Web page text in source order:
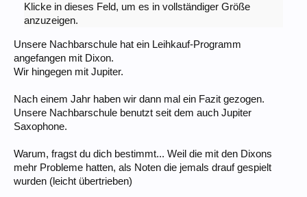
Klicke in dieses Feld, um es in vollständiger Größe
anzuzeigen.
Unsere Nachbarschule hat ein Leihkauf-Programm
angefangen mit Dixon.
Wir hingegen mit Jupiter.
Nach einem Jahr haben wir dann mal ein Fazit gezogen.
Unsere Nachbarschule benutzt seit dem auch Jupiter
Saxophone.
Warum, fragst du dich bestimmt... Weil die mit den Dixons
mehr Probleme hatten, als Noten die jemals drauf gespielt
wurden (leicht übertrieben)